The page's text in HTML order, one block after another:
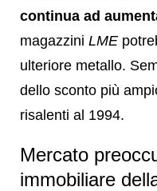
continua ad
magazzini LME
ulteriore metallo.
dello sconto più
risalenti al 1994.
Mercato
immobiliare